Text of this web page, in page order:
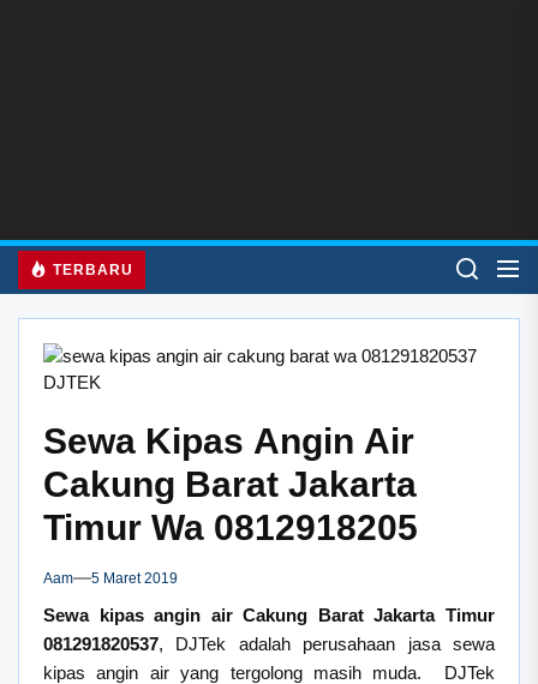
TERBARU
Sewa Kipas Angin Air
Cakung Barat Jakarta
Timur Wa 0812918205
Aam 5 Maret 2019
Sewa kipas angin air Cakung Barat Jakarta Timur
081291820537, DJTek adalah perusahaan jasa sewa
kipas angin air yang tergolong masih muda. DJTek